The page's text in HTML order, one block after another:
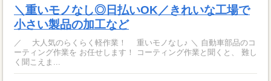
＼重いモノなし◎日払いOK／きれいな工場で
小さい製品の加工など
／ 大人気のらくらく軽作業！ 重いモノなし♪ ＼ 自動車部品のコ
ーティング作業を お任せします！ コーティング作業と聞くと、 難し
く聞こえま...